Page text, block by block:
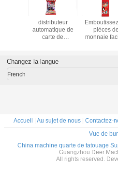
de
longue
distributeur
automatique de
carte de
toutes les pièces
en métal pour des
pièces de
monnaie
tatouage
Changez la langue
French
Accueil | Au sujet de nous | Contactez-
Vue de
China machine quarte de tatouage
Guangzhou Deer
All rights reserved.